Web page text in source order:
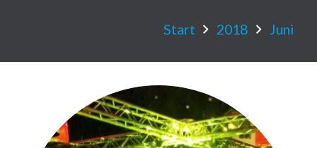
Start 2018 Juni